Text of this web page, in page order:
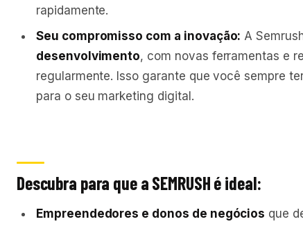
rapidamente.
Seu compromisso com a inovação: A
desenvolvimento, com novas ferramentas e
regularmente. Isso garante que você sempre
para o seu marketing digital.
Descubra para que a SEMRUSH é ideal:
Empreendedores e donos de negócios que